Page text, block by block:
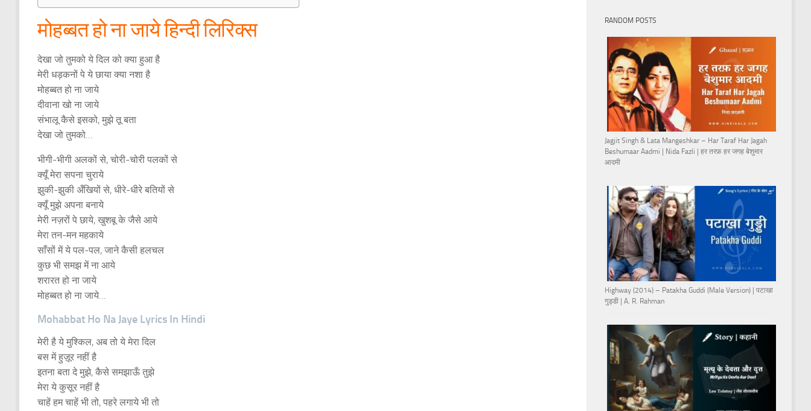
मोहब्बत हो ना जाये हिन्दी लिरिक्स
देखा जो तुमको ये दिल को क्या हुआ है
मेरी धड़कनों पे ये छाया क्या नशा है
मोहब्बत हो ना जाये
दीवाना खो ना जाये
संभालू कैसे इसको, मुझे तू बता
देखा जो तुमको…
भीगी-भीगी अलकों से, चोरी-चोरी पलकों से
क्यूँ मेरा सपना चुराये
झुकी-झुकी अँखियों से, धीरे-धीरे बतियों से
क्यूँ मुझे अपना बनाये
मेरी नज़रों पे छाये, खुशबू के जैसे आये
मेरा तन-मन महकाये
साँसों में ये पल-पल, जाने कैसी हलचल
कुछ भी समझ में ना आये
शरारत हो ना जाये
मोहब्बत हो ना जाये…
Mohabbat Ho Na Jaye Lyrics In Hindi
मेरी है ये मुश्किल, अब तो ये मेरा दिल
बस में हुज़ूर नहीं है
इतना बता दे मुझे, कैसे समझाऊँ तुझे
मेरा ये कुसूर नहीं है
चाहें हम चाहें भी तो, पहरे लगाये भी तो
RANDOM POSTS
Jagjit Singh & Lata Mangeshkar – Har Taraf Har Jagah
Beshumaar Aadmi | Nida Fazli | हर तरफ़ हर जगह बेशुमार
आदमी
Highway (2014) – Patakha Guddi (Male Version) | पटाखा
गुड्डी | A. R. Rahman